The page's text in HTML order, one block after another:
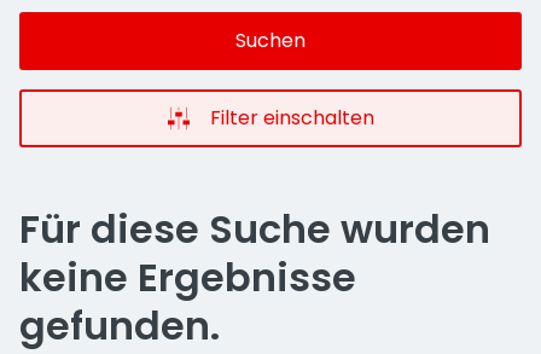
Suchen
Filter einschalten
Für diese Suche wurden
keine Ergebnisse
gefunden.